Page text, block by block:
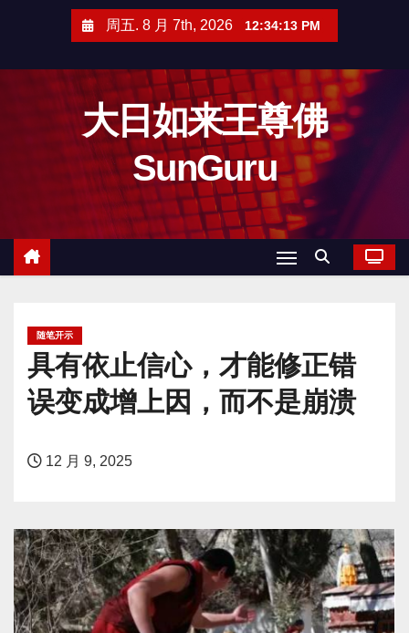
周五. 8 月 7th, 2026 12:34:15 PM
大日如来王尊佛
SunGuru
随笔开示
具有依止信心，才能修正错
误变成增上因，而不是崩溃
12 月 9, 2025